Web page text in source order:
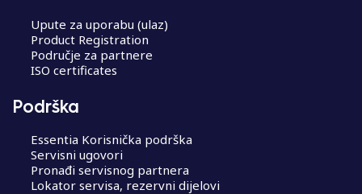
Upute za uporabu (ulaz)
Product Registration
Područje za partnere
ISO certificates
Podrška
Essentia Korisnička podrška
Servisni ugovori
Pronađi servisnog partnera
Lokator servisa, rezervni dijelovi